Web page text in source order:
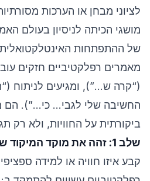
לציוני מבחן או הערכות
מושגי הכיתה לניסיון בעולם
של ההתפתחות
מאמרים רפלקטיביים חזקים
(“קרה ש…”), ומגיעים לניתוח
החשיבה שלי לגבי… כי…”). הם
ביקורתית על החוויות, ולא רק
שלב 1: זהה את מוקד המיקוד שלך
קבע איזו חוויה או למידה